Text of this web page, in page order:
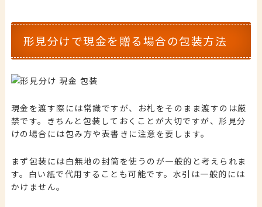
形見分けで現金を贈る場合の包装方法
現金を渡す際には常識ですが、お札をそのまま渡すのは厳
禁です。
きちんと包装しておくことが大切ですが、形見分
けの場合には包み方や表書きに注意を要します。
まず包装には白無地の封筒を使うのが一般的と考えられま
す。白い紙で代用することも可能です。水引は一般的には
かけません。